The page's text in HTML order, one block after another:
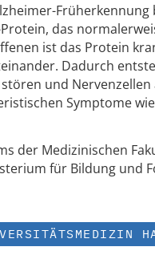
Früherkennung
das
ist das Protein
Dadurch
und
Symptome
der Medizinischen
für Bildung und